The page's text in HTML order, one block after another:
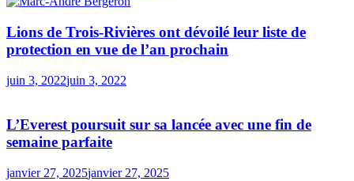
Lions de Trois-Rivières ont dévoilé leur liste de
protection en vue de l’an prochain
juin 3, 2022juin 3, 2022
L’Everest poursuit sur sa lancée avec une fin de
semaine parfaite
janvier 27, 2025janvier 27, 2025